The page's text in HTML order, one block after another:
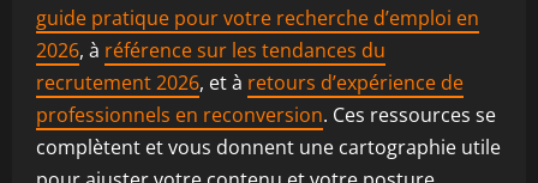
guide pratique pour votre recherche d’emploi en
2026, à référence sur les tendances du
recrutement 2026, et à retours d’expérience de
professionnels en reconversion. Ces ressources se
complètent et vous donnent une cartographie utile